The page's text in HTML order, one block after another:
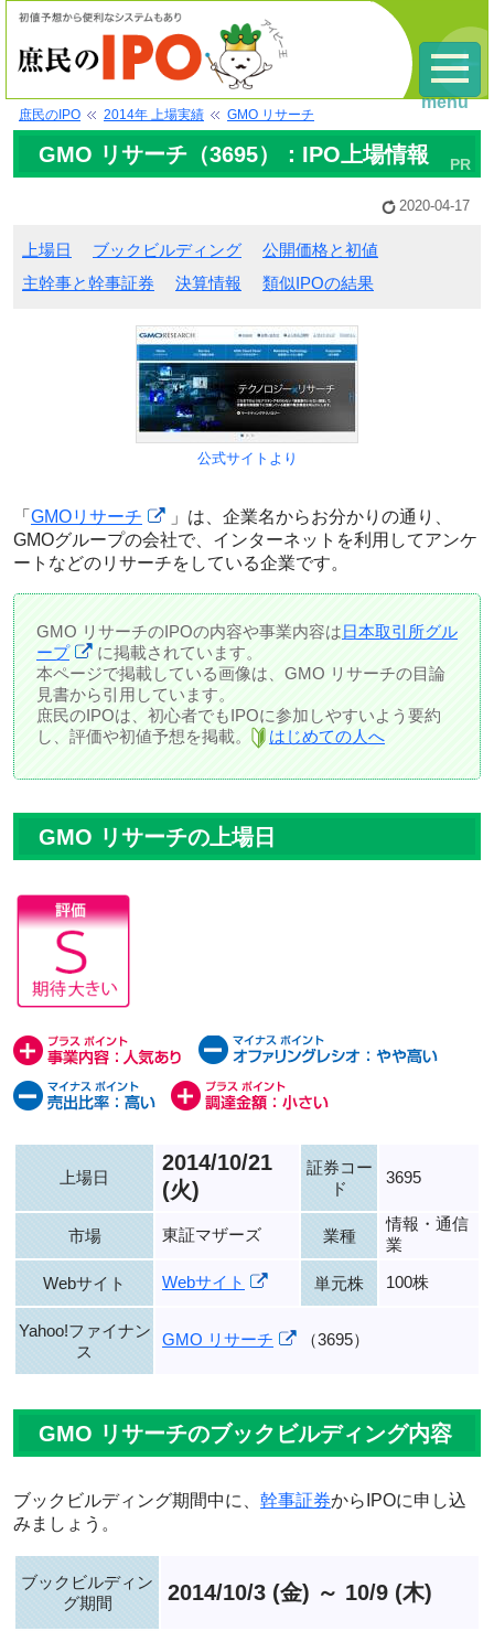
庶民のIPO 2014年 上場実績 GMO リサーチ
GMO リサーチ（3695）：IPO上場情報
2020-04-17
上場日 ブックビルディング
公開価格と初値
主幹事と幹事証券
決算情報 類似IPOの結果
公式サイトより
「 GMOリサーチ
」は、企業名からお分かりの通り、
GMOグループの会社で、インターネットを利用してアンケ
ートなどのリサーチをしている企業です。
GMO リサーチのIPOの内容や事業内容は日本取引所グル
ープ
に掲載されています。
本ページで掲載している画像は、GMO リサーチの目論
見書から引用しています。
庶民のIPOは、初心者でもIPOに参加しやすいよう要約
し、評価や初値予想を掲載。
はじめての人へ
GMO リサーチの上場日
上場日
2014/10/21
(火)
証券コー
ド
3695
市場 東証マザーズ 業種
情報・通信
業
Webサイト Webサイト 単元株 100株
Yahoo!ファイナン
ス
GMO リサーチ （3695）
GMO リサーチのブックビルディング内容
ブックビルディング期間中に、 幹事証券からIPOに申し込
みましょう。
ブックビルディン
グ期間
2014/10/3 (金) ～ 10/9 (木)
menu